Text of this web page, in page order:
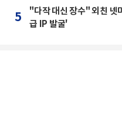
5
"다작 대신 장수" 외친 넷
급 IP 발굴'